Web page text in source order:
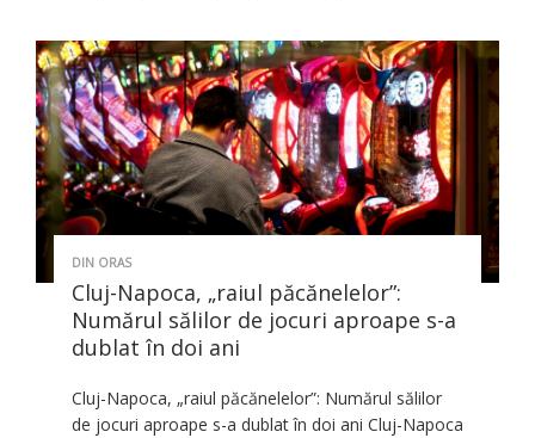
DIN ORAS
Cluj-Napoca, „raiul păcănelelor”:
Numărul sălilor de jocuri aproape s-a
dublat în doi ani
Cluj-Napoca, „raiul păcănelelor”: Numărul sălilor
de jocuri aproape s-a dublat în doi ani Cluj-Napoca